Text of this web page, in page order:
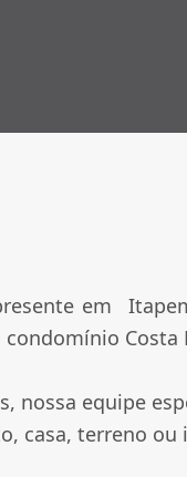
em
nossa equipe
casa, terreno